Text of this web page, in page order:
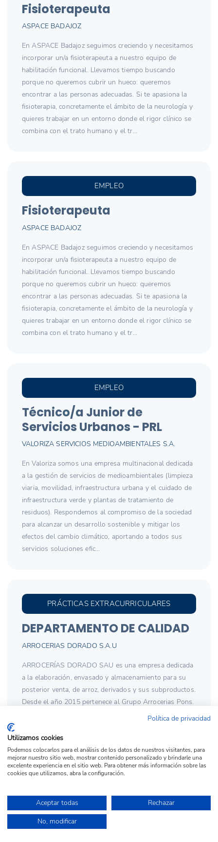
Fisioterapeuta
ASPACE BADAJOZ
En ASPACE Badajoz seguimos creciendo y necesitamos
incorporar un/a fisioterapeuta a nuestro equipo de
habilitación funcional. Llevamos tiempo buscando
porque no queremos cubrir un hueco: queremos
encontrar a las personas adecuadas. Si te apasiona la
fisioterapia, concretamente el ámbito de la neurología y
quieres trabajar en un entorno donde el rigor clínico se
combina con el trato humano y el tr...
EMPLEO
Fisioterapeuta
ASPACE BADAJOZ
En ASPACE Badajoz seguimos creciendo y necesitamos
incorporar un/a fisioterapeuta a nuestro equipo de
habilitación funcional. Llevamos tiempo buscando
porque no queremos cubrir un hueco: queremos
encontrar a las personas adecuadas. Si te apasiona la
fisioterapia, concretamente el ámbito de la neurología y
quieres trabajar en un entorno donde el rigor clínico se
combina con el trato humano y el tr...
EMPLEO
Técnico/a Junior de
Servicios Urbanos - PRL
VALORIZA SERVICIOS MEDIOAMBIENTALES S.A.
En Valoriza somos una empresa multinacional dedicada
a la gestión de servicios de medioambientales (limpieza
viaria, movilidad, infraestructura urbana y el cuidado de
infraestructura verde y plantas de tratamiento de
residuos). Respondemos al compromiso de la sociedad
para alcanzar un desarrollo sostenible y mitigar los
efectos del cambio climático, aportando a todos sus
servicios soluciones efic...
PRÁCTICAS EXTRACURRICULARES
DEPARTAMENTO DE CALIDAD
ARROCERIAS DORADO S.A.U
ARROCERÍAS DORADO SAU es una empresa dedicada
a la elaboración, envasado y almacenamiento para su
posterior venta, de arroz, derivados y sus subproductos.
Desde el año 2015 pertenece al Grupo Arrocerias Pons.
Equipada con los equipos necesarios en materia de
seguro, de alta calidad, y que garantice la plena
satisfacción del cliente, con un co...
PRÁCTICAS EXTRACURRICULARES
DATA CENTER OPERATIONS
Política de privacidad
Utilizamos cookies
Podemos colocarlos para el análisis de los datos de nuestros visitantes, para
mejorar nuestro sitio web, mostrar contenido personalizado y brindarle una
excelente experiencia en el sitio web. Para obtener más información sobre las
cookies que utilizamos, abra la configuración.
Aceptar todas
Rechazar
No, modificar